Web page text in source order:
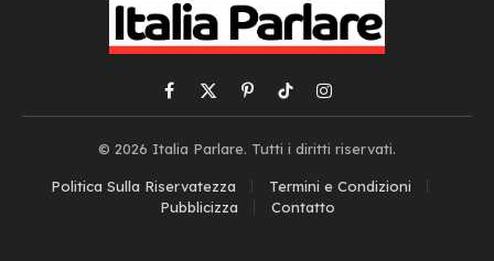
Facebook
X
(Twitter)
PinterestTikTokInstagram
© 2026 Italia Parlare. Tutti i diritti riservati.
Politica Sulla Riservatezza
Termini e Condizioni
Pubblicizza
Contatto